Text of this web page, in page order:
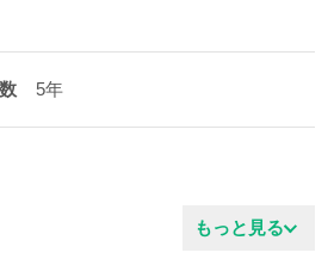
5年
もっと見る